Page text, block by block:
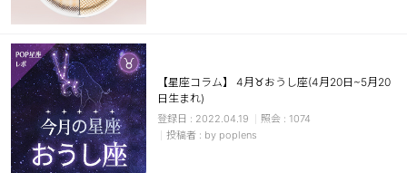
【星座コラム】 4月♉おうし座(4月20日~5月20
日生まれ)
2022.04.19
1074
by poplens